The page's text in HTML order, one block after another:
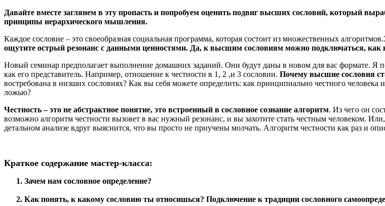
Давайте вместе заглянем в эту пропасть и попробуем оценить подвиг высших сословий, который
принципы иерархического мышления.
Каждое сословие – это своеобразная социальная программа, которая состоит из множественных
ощутите острый резонанс с данными ценностями. Да, к высшим сословиям можно подключаться,
Новый семинар предполагает выполнение домашних заданий. Они будут даны в новом для вас формате. Я
как его представитель. Например, отношение к честности в 1, 2 ,и 3 сословии. Почему высшие сословия
востребована в низших сословиях? Как вы себя можете определить: как принципиально честного
ложью?
Честность – это не абстрактное понятие, это встроенный в сословное сознание алгоритм. Из чего он
возможно алгоритм честности вызовет в вас нужный резонанс, и вы захотите стать честным человеком.
детальном анализе вдруг выяснится, что вы просто не приучены молчать. Алгоритм честности как раз и
Краткое содержание мастер-класса:
Зачем нам сословное определение?
Как понять, к какому сословию ты относишься? Подключение к традиции сословного